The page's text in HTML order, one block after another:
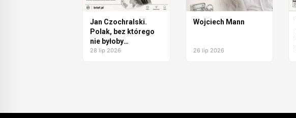
Jan Czochralski.
Polak, bez którego
nie byłoby
współczesnej
28 lip 2026
Wojciech Mann
26 lip 2026